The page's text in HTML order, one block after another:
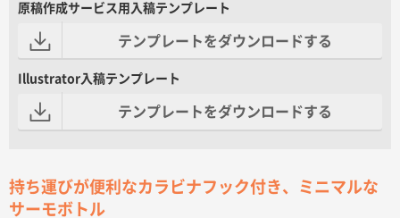
原稿作成サービス用入稿テンプレート
テンプレートをダウンロードする
Illustrator入稿テンプレート
テンプレートをダウンロードする
持ち運びが便利なカラビナフック付き、ミニマルな
サーモボトル